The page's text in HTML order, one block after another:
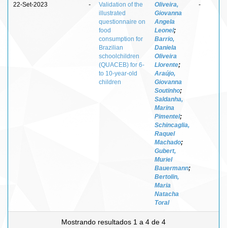
22-Set-2023 -
Validation of the
illustrated
questionnaire on
food
consumption for
Brazilian
schoolchildren
(QUACEB) for 6-
to 10-year-old
children
Oliveira,
Giovanna
Angela
Leonel;
Barrio,
Daniela
Oliveira
Llorente;
Araújo,
Giovanna
Soutinho;
Saldanha,
Marina
Pimentel;
Schincaglia,
Raquel
Machado;
Gubert,
Muriel
Bauermann;
Bertolin,
Maria
Natacha
Toral
-
Mostrando resultados 1 a 4 de 4